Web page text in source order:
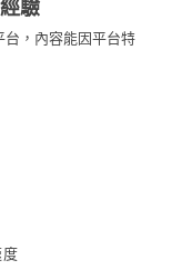
驗
，內容能因平台特